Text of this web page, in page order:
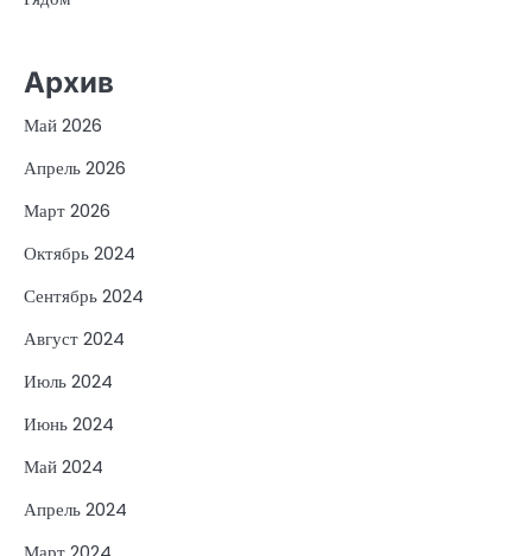
Архив
Май 2026
Апрель 2026
Март 2026
Октябрь 2024
Сентябрь 2024
Август 2024
Июль 2024
Июнь 2024
Май 2024
Апрель 2024